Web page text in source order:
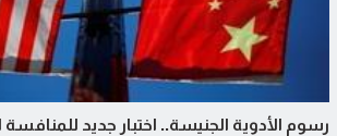
رسوم الأدوية الجنيسة.. اختبار جديد للمنافسة